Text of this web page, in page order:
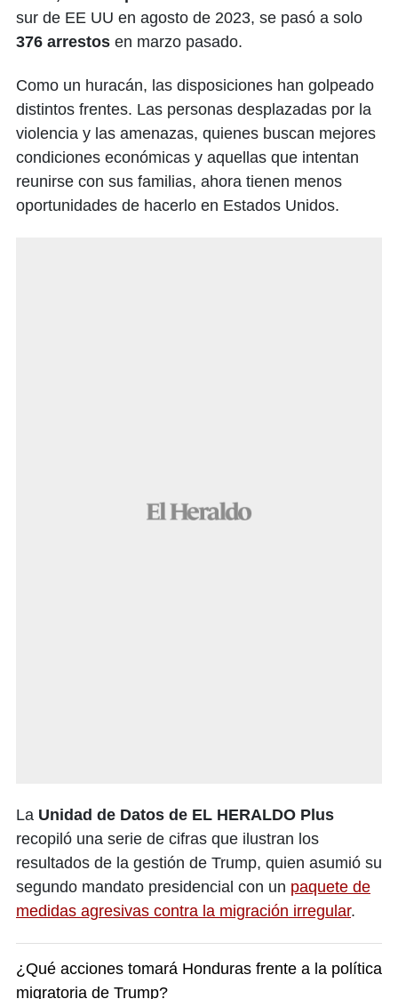
sur de EE UU en agosto de 2023, se pasó a solo
376 arrestos en marzo pasado.
Como un huracán, las disposiciones han golpeado
distintos frentes. Las personas desplazadas por la
violencia y las amenazas, quienes buscan mejores
condiciones económicas y aquellas que intentan
reunirse con sus familias, ahora tienen menos
oportunidades de hacerlo en Estados Unidos.
La Unidad de Datos de EL HERALDO Plus
recopiló una serie de cifras que ilustran los
resultados de la gestión de Trump, quien asumió su
segundo mandato presidencial con un paquete de
medidas agresivas contra la migración irregular.
¿Qué acciones tomará Honduras frente a la política
migratoria de Trump?